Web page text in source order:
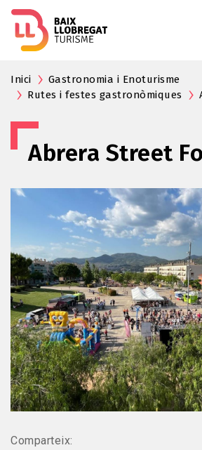
Inici
Gastronomia i Enoturisme
Rutes i festes gastronòmiques
Abrera Street
Comparteix: